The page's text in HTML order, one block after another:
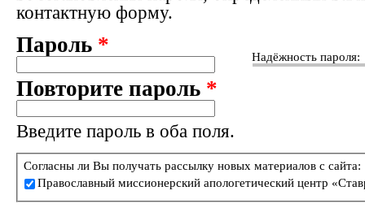
контактную форму.
Надёжность пароля:
Пароль *
Повторите пароль *
Введите пароль в оба поля.
Согласны ли Вы получать рассылку новых материалов с сайта:
Православный миссионерский апологетический центр